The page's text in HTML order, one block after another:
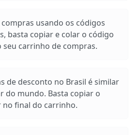
usando os códigos
basta copiar e colar o código
carrinho de compras.
de desconto no Brasil é similar
do mundo. Basta copiar o
no final do carrinho.